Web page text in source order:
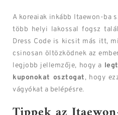
A koreaiak inkább Itaewon-ba
több helyi lakossal fogsz
Dress Code is kicsit más itt,
csinosan öltözködnek az
legjobb jellemzője, hogy a
kuponokat osztogat, hogy
vágyókat a belépésre.